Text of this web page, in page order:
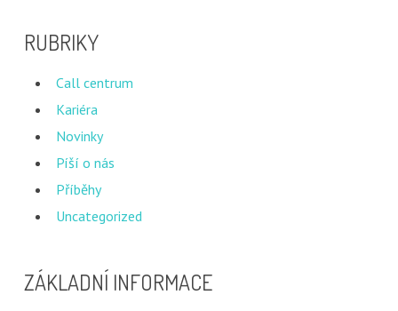
RUBRIKY
Call centrum
Kariéra
Novinky
Píší o nás
Příběhy
Uncategorized
ZÁKLADNÍ INFORMACE